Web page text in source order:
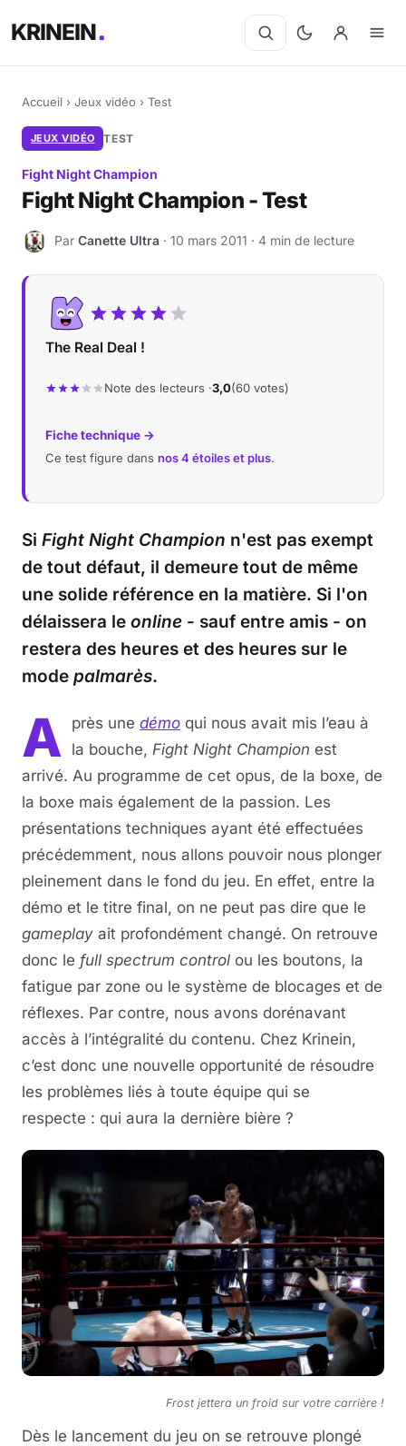
KRINEIN
Accueil › Jeux vidéo › Test
JEUX VIDÉO TEST
Fight Night Champion
Fight Night Champion - Test
C Par Canette Ultra · 10 mars 2011 · 4 min de lecture
The Real Deal !
Note des lecteurs ·3,0(60 votes)
Fiche technique →
Ce test figure dans nos 4 étoiles et plus.
Si Fight Night Champion n'est pas exempt
de tout défaut, il demeure tout de même
une solide référence en la matière. Si l'on
délaissera le online - sauf entre amis - on
restera des heures et des heures sur le
mode palmarès.
A près une démo qui nous avait mis l’eau à
la bouche, Fight Night Champion est
arrivé. Au programme de cet opus, de la boxe, de
la boxe mais également de la passion. Les
présentations techniques ayant été effectuées
précédemment, nous allons pouvoir nous plonger
pleinement dans le fond du jeu. En effet, entre la
démo et le titre final, on ne peut pas dire que le
gameplay ait profondément changé. On retrouve
donc le full spectrum control ou les boutons, la
fatigue par zone ou le système de blocages et de
réflexes. Par contre, nous avons dorénavant
accès à l’intégralité du contenu. Chez Krinein,
c’est donc une nouvelle opportunité de résoudre
les problèmes liés à toute équipe qui se
respecte : qui aura la dernière bière ?
Frost jettera un froid sur votre carrière !
Dès le lancement du jeu on se retrouve plongé